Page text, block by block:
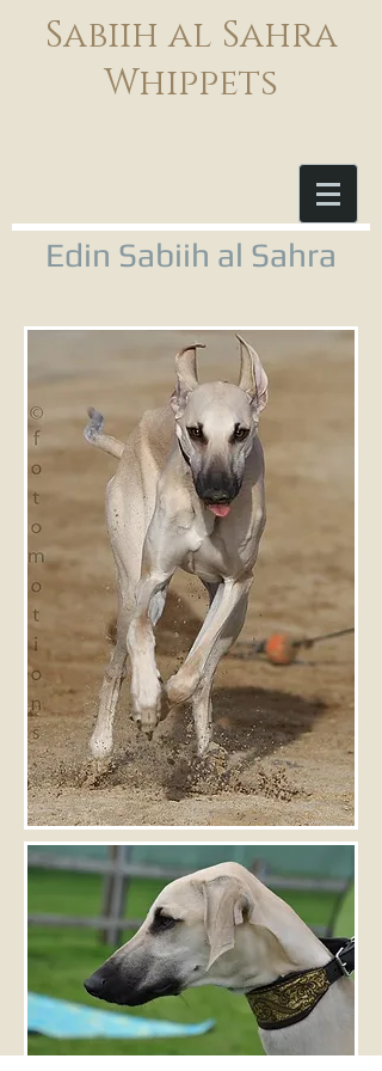
Sabiih al Sahra
Whippets
Edin Sabiih al Sahra